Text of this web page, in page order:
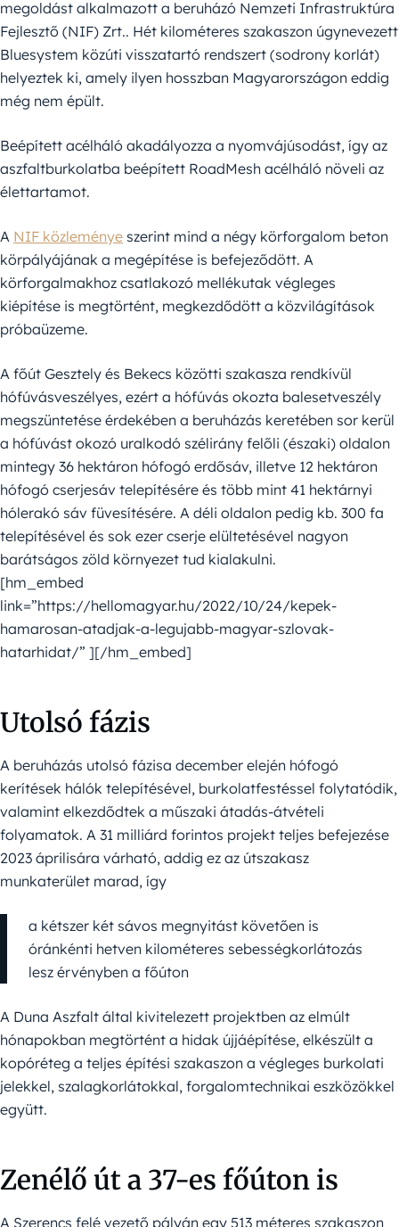
megoldást alkalmazott a beruházó Nemzeti Infrastruktúra
Fejlesztő (NIF) Zrt.. Hét kilométeres szakaszon úgynevezett
Bluesystem közúti visszatartó rendszert (sodrony korlát)
helyeztek ki, amely ilyen hosszban Magyarországon eddig
még nem épült.
Beépített acélháló akadályozza a nyomvájúsodást, így az
aszfaltburkolatba beépített RoadMesh acélháló növeli az
élettartamot.
A NIF közleménye szerint mind a négy körforgalom beton
körpályájának a megépítése is befejeződött. A
körforgalmakhoz csatlakozó mellékutak végleges
kiépítése is megtörtént, megkezdődött a közvilágítások
próbaüzeme.
A főút Gesztely és Bekecs közötti szakasza rendkívül
hófúvásveszélyes, ezért a hófúvás okozta balesetveszély
megszüntetése érdekében a beruházás keretében sor kerül
a hófúvást okozó uralkodó szélirány felőli (északi) oldalon
mintegy 36 hektáron hófogó erdősáv, illetve 12 hektáron
hófogó cserjesáv telepítésére és több mint 41 hektárnyi
hólerakó sáv füvesítésére. A déli oldalon pedig kb. 300 fa
telepítésével és sok ezer cserje elültetésével nagyon
barátságos zöld környezet tud kialakulni.
[hm_embed
link=”https://hellomagyar.hu/2022/10/24/kepek-
hamarosan-atadjak-a-legujabb-magyar-szlovak-
hatarhidat/” ][/hm_embed]
Utolsó fázis
A beruházás utolsó fázisa december elején hófogó
kerítések hálók telepítésével, burkolatfestéssel folytatódik,
valamint elkezdődtek a műszaki átadás-átvételi
folyamatok. A 31 milliárd forintos projekt teljes befejezése
2023 áprilisára várható, addig ez az útszakasz
munkaterület marad, így
a kétszer két sávos megnyitást követően is
óránkénti hetven kilométeres sebességkorlátozás
lesz érvényben a főúton
A Duna Aszfalt által kivitelezett projektben az elmúlt
hónapokban megtörtént a hidak újjáépítése, elkészült a
kopóréteg a teljes építési szakaszon a végleges burkolati
jelekkel, szalagkorlátokkal, forgalomtechnikai eszközökkel
együtt.
Zenélő út a 37-es főúton is
A Szerencs felé vezető pályán egy 513 méteres szakaszon